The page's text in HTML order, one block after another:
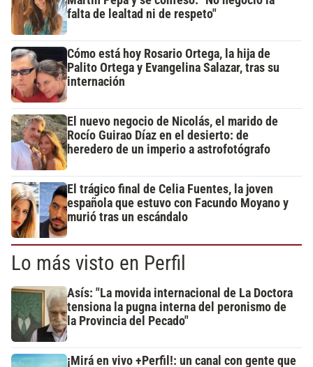
falta de lealtad ni de respeto"
Cómo está hoy Rosario Ortega, la hija de
Palito Ortega y Evangelina Salazar, tras su
internación
El nuevo negocio de Nicolás, el marido de
Rocío Guirao Díaz en el desierto: de
heredero de un imperio a astrofotógrafo
El trágico final de Celia Fuentes, la joven
española que estuvo con Facundo Moyano y
murió tras un escándalo
Lo más visto en Perfil
Asís: "La movida internacional de La Doctora
tensiona la pugna interna del peronismo de
la Provincia del Pecado"
¡Mirá en vivo +Perfil!: un canal con gente que